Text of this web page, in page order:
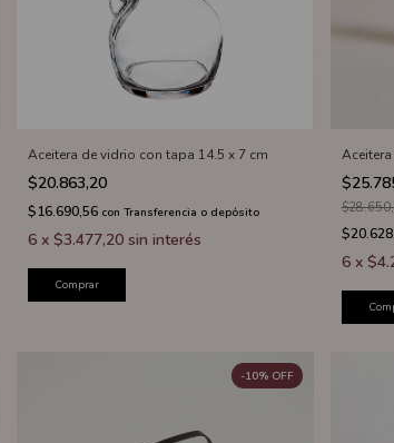
Aceitera de vidrio con tapa 14.5 x 7 cm
$20.863,20
$16.690,56 con Transferencia o depósito
6 x$3.477,20 sin interés
Comprar
6 x
-10% OFF